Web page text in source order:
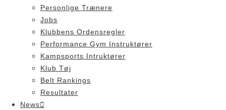
Personlige Trænere
Jobs
Klubbens Ordensregler
Performance Gym Instruktører
Kampsports Intruktører
Klub Tøj
Belt Rankings
Resultater
News